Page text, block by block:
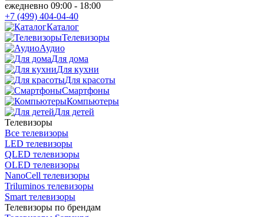
ежедневно 09:00 - 18:00
+7 (499) 404-04-40
Каталог
Телевизоры
Аудио
Для дома
Для кухни
Для красоты
Смартфоны
Компьютеры
Для детей
Телевизоры
Все телевизоры
LED телевизоры
QLED телевизоры
OLED телевизоры
NanoCell телевизоры
Triluminos телевизоры
Smart телевизоры
Телевизоры по брендам